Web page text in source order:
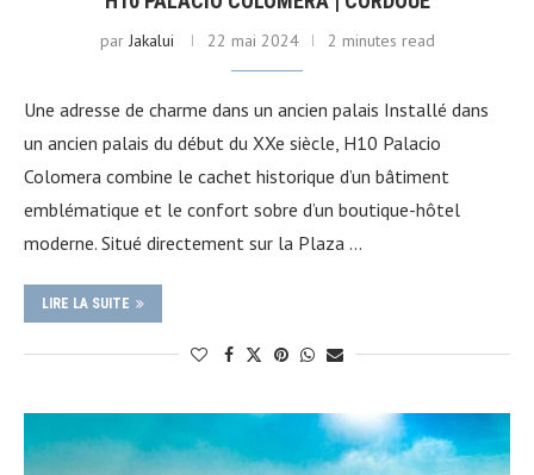
par Jakalui 22 mai 2024 2 minutes read
Une adresse de charme dans un ancien palais Installé dans
un ancien palais du début du XXe siècle, H10 Palacio
Colomera combine le cachet historique d’un bâtiment
emblématique et le confort sobre d’un boutique-hôtel
moderne. Situé directement sur la Plaza …
LIRE LA SUITE